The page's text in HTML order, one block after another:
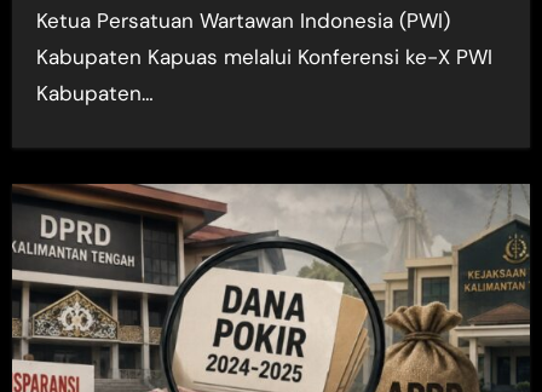
Ketua Persatuan Wartawan Indonesia (PWI)
Kabupaten Kapuas melalui Konferensi ke-X PWI
Kabupaten…